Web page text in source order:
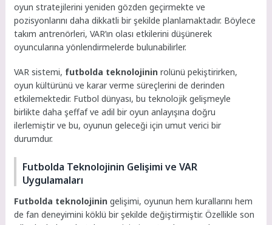
oyun stratejilerini yeniden gözden geçirmekte ve
pozisyonlarını daha dikkatli bir şekilde planlamaktadır. Böylece
takım antrenörleri, VAR’ın olası etkilerini düşünerek
oyuncularına yönlendirmelerde bulunabilirler.
VAR sistemi, futbolda teknolojinin rolünü pekiştirirken,
oyun kültürünü ve karar verme süreçlerini de derinden
etkilemektedir. Futbol dünyası, bu teknolojik gelişmeyle
birlikte daha şeffaf ve adil bir oyun anlayışına doğru
ilerlemiştir ve bu, oyunun geleceği için umut verici bir
durumdur.
Futbolda Teknolojinin Gelişimi ve VAR
Uygulamaları
Futbolda teknolojinin gelişimi, oyunun hem kurallarını hem
de fan deneyimini köklü bir şekilde değiştirmiştir. Özellikle son